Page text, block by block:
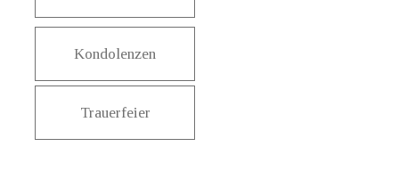
Kondolenzen
Trauerfeier